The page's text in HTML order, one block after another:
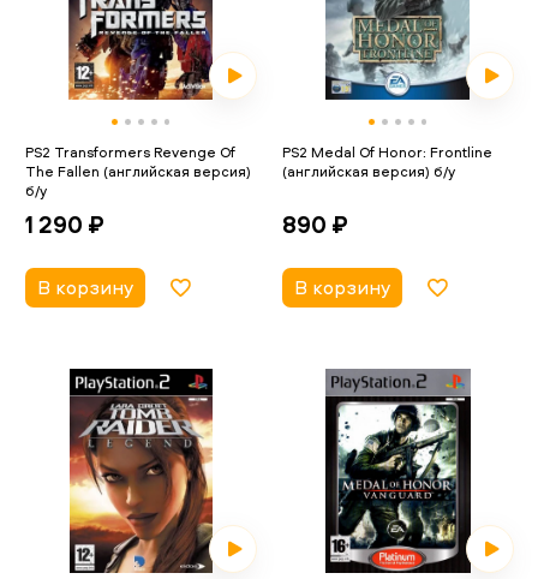
PS2 Transformers Revenge Of
The Fallen (английская версия)
б/у
1 290 ₽
В корзину
PS2 Medal Of Honor: Frontline
(английская версия) б/у
890 ₽
В корзину